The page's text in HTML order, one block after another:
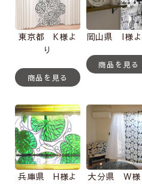
東京都 K様よ
り
商品を見る
岡山県 I様よ
商品を見る
兵庫県 H様よ
大分県 W様